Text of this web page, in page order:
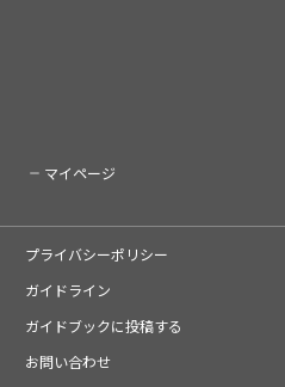
マイページ
プライバシーポリシー
ガイドライン
ガイドブックに投稿する
お問い合わせ